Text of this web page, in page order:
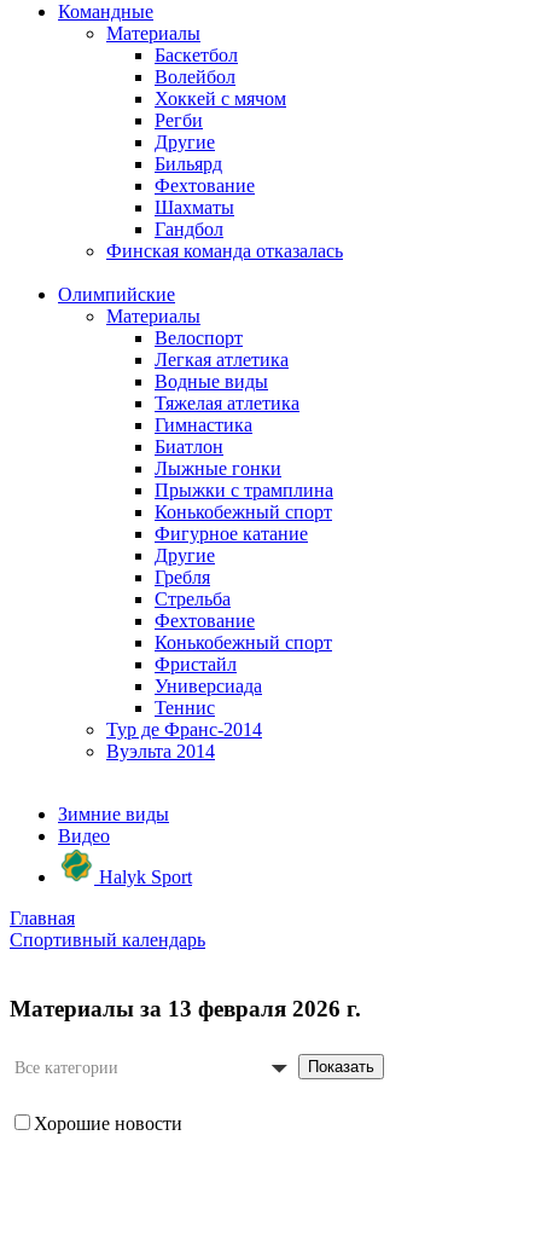
Командные
Материалы
Баскетбол
Волейбол
Хоккей с мячом
Регби
Другие
Бильярд
Фехтование
Шахматы
Гандбол
Финская команда отказалась
Олимпийские
Материалы
Велоспорт
Легкая атлетика
Водные виды
Тяжелая атлетика
Гимнастика
Биатлон
Лыжные гонки
Прыжки с трамплина
Конькобежный спорт
Фигурное катание
Другие
Гребля
Стрельба
Фехтование
Конькобежный спорт
Фристайл
Универсиада
Теннис
Тур де Франс-2014
Вуэльта 2014
Зимние виды
Видео
Halyk Sport
Главная
Спортивный календарь
Материалы за 13 февраля 2026 г.
Все категории Показать
Хорошие новости